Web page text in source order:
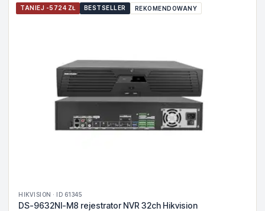
TANIEJ -5724 ZŁ BESTSELLER REKOMENDOWANY
HIKVISION · ID 61345
DS-9632NI-M8 rejestrator NVR 32ch Hikvision